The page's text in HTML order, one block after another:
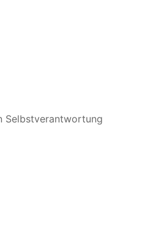
Selbstverantwortung